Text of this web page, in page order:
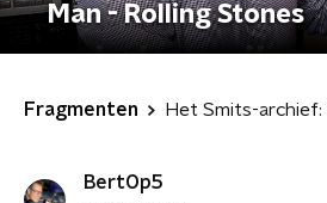
Man - Rolling Stones
Fragmenten
BertOp5